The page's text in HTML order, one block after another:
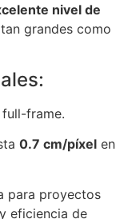
nivel de
grandes como
full-frame.
0.7 cm/píxel en
para proyectos
eficiencia de